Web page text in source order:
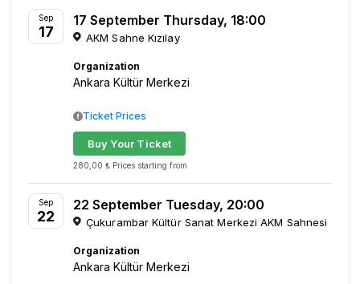
Sep
17
17 September Thursday, 18:00
AKM Sahne Kızılay
Organization
Ankara Kültür Merkezi
280,00 ₺ Prices starting from
Buy Your Ticket
Ticket Prices
Sep
22
22 September Tuesday, 20:00
Çukurambar Kültür Sanat Merkezi AKM Sahnesi
Organization
Ankara Kültür Merkezi